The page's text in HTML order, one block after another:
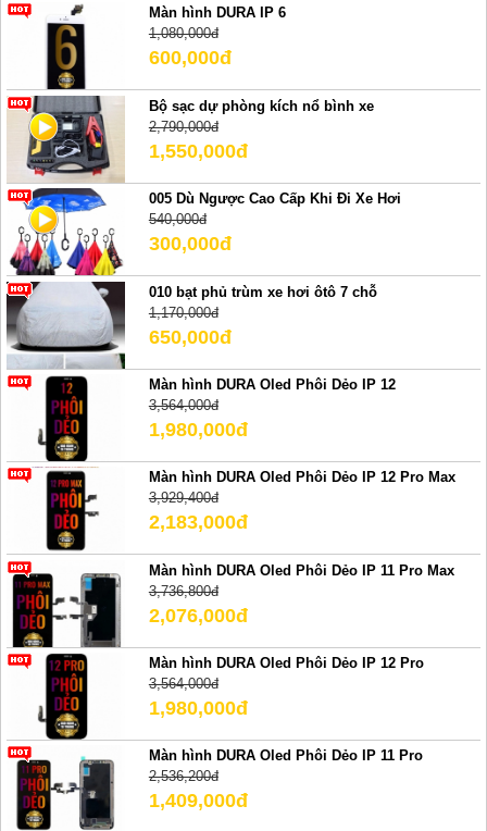
Màn hình DURA IP 6
1,080,000đ
600,000đ
Bộ sạc dự phòng kích nổ bình xe
2,790,000đ
1,550,000đ
005 Dù Ngược Cao Cấp Khi Đi Xe Hơi
540,000đ
300,000đ
010 bạt phủ trùm xe hơi ôtô 7 chỗ
1,170,000đ
650,000đ
Màn hình DURA Oled Phôi Dẻo IP 12
3,564,000đ
1,980,000đ
Màn hình DURA Oled Phôi Dẻo IP 12 Pro Max
3,929,400đ
2,183,000đ
Màn hình DURA Oled Phôi Dẻo IP 11 Pro Max
3,736,800đ
2,076,000đ
Màn hình DURA Oled Phôi Dẻo IP 12 Pro
3,564,000đ
1,980,000đ
Màn hình DURA Oled Phôi Dẻo IP 11 Pro
2,536,200đ
1,409,000đ